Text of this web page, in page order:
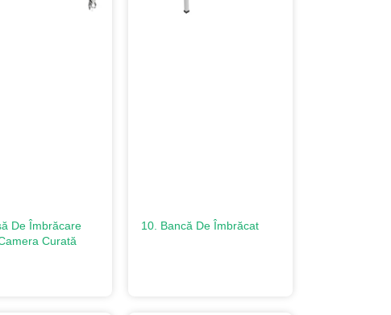
De Îmbrăcare
Curată
10. Bancă De Îmbrăcat